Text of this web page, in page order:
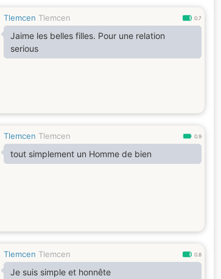
Tlemcen Tlemcen 0.7
Jaime les belles filles. Pour une relation
serious
Tlemcen Tlemcen 0.9
tout simplement un Homme de bien
Tlemcen Tlemcen 0.8
Je suis simple et honnête